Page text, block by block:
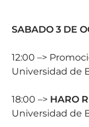
SABADO 3 DE
12:00 –>
Universidad de
18:00 –> HARO
Universidad de